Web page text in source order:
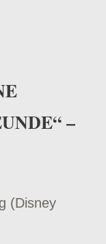
–
(Disney